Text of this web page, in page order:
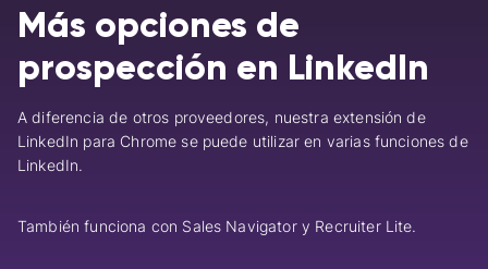
Más opciones de
prospección en LinkedIn
A diferencia de otros proveedores, nuestra extensión de
LinkedIn para Chrome se puede utilizar en varias funciones de
LinkedIn.
También funciona con Sales Navigator y Recruiter Lite.